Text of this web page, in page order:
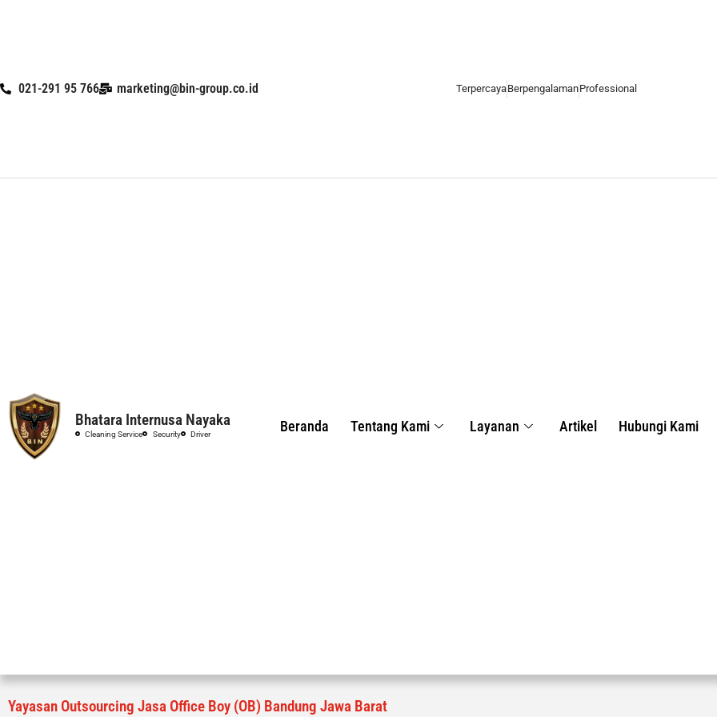
content
021-291 95 766 marketing@bin-group.co.id TerpercayaBerpengalamanProfessional
Bhatara Internusa Nayaka
Cleaning Service Security Driver Beranda Tentang Kami Layanan Artikel Hubungi Kami
Yayasan Outsourcing Jasa Office Boy (OB) Bandung Jawa Barat